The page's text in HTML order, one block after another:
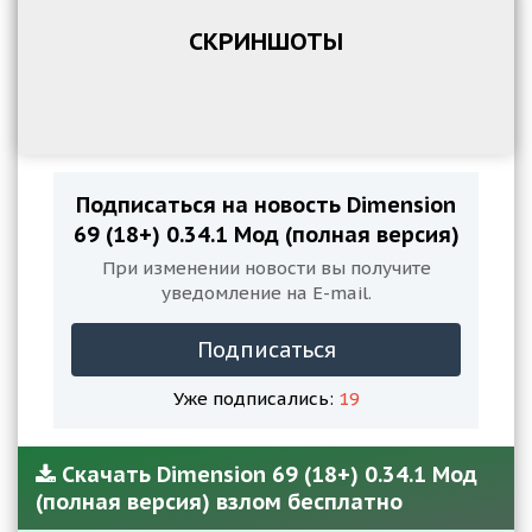
СКРИНШОТЫ
Подписаться на новость Dimension
69 (18+) 0.34.1 Мод (полная версия)
При изменении новости вы получите
уведомление на E-mail.
Подписаться
Уже подписались: 19
Скачать Dimension 69 (18+) 0.34.1 Мод
(полная версия) взлом бесплатно